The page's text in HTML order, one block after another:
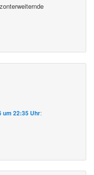
um 22:35 Uhr: